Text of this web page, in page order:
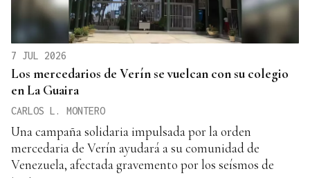
7 JUL 2026
Los mercedarios de Verín se vuelcan con su colegio
en La Guaira
CARLOS L. MONTERO
Una campaña solidaria impulsada por la orden
mercedaria de Verín ayudará a su comunidad de
Venezuela, afectada gravemento por los seísmos de